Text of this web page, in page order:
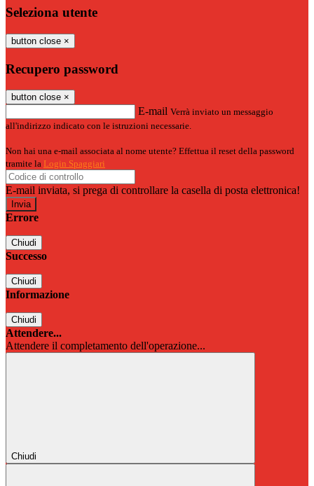
Seleziona utente
button close ×
Recupero password
button close ×
E-mail Verrà inviato un messaggio
all'indirizzo indicato con le istruzioni necessarie.
Non hai una e-mail associata al nome utente? Effettua il reset della password
tramite la Login Spaggiari
E-mail inviata, si prega di controllare la casella di posta elettronica!
Errore
Chiudi
Successo
Chiudi
Informazione
Chiudi
Attendere...
Attendere il completamento dell'operazione...
Chiudi